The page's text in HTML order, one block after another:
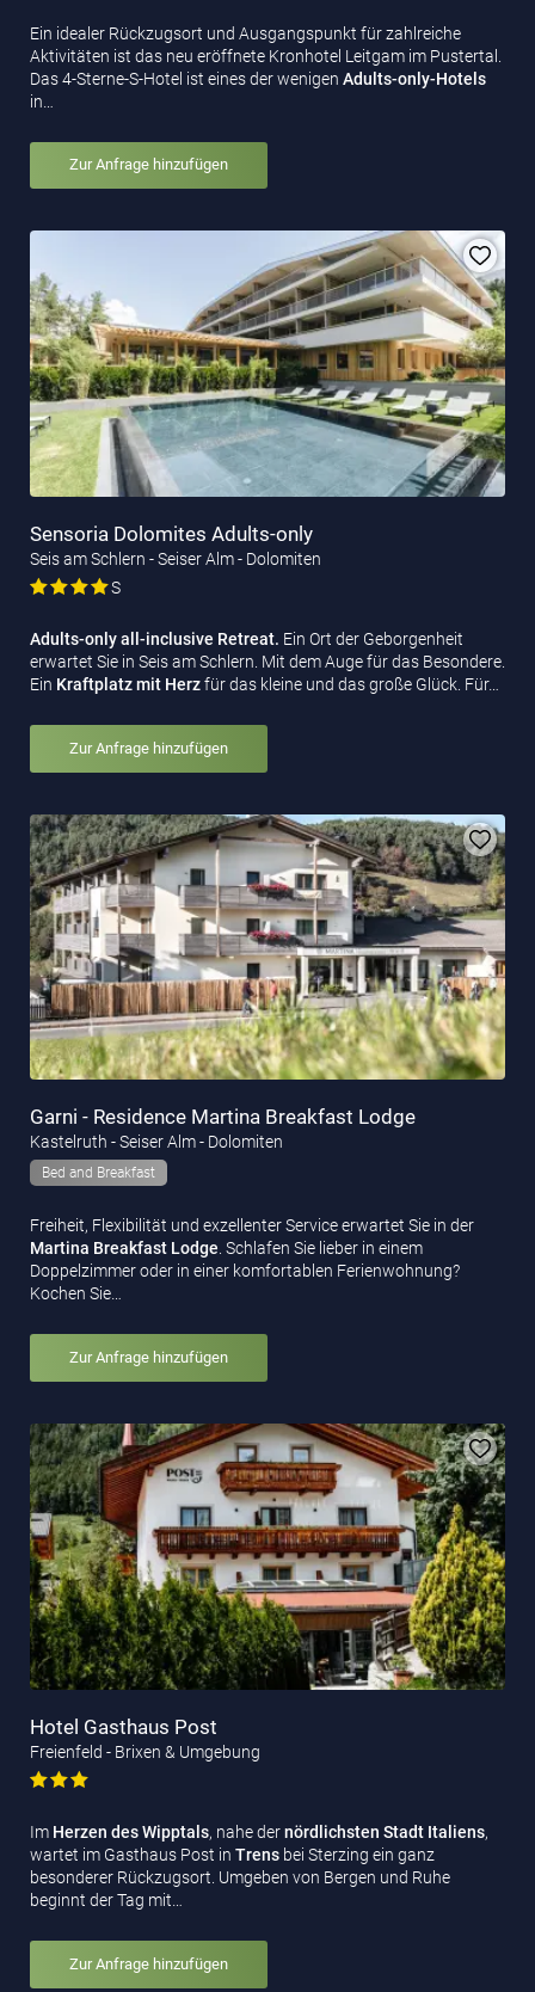
Ein idealer Rückzugsort und Ausgangspunkt für zahlreiche
Aktivitäten ist das neu eröffnete Kronhotel Leitgam im Pustertal.
Das 4-Sterne-S-Hotel ist eines der wenigen Adults-only-Hotels
in…
Zur Anfrage hinzufügen
Sensoria Dolomites Adults-only
Seis am Schlern - Seiser Alm - Dolomiten
S
Adults-only all-inclusive Retreat. Ein Ort der Geborgenheit
erwartet Sie in Seis am Schlern. Mit dem Auge für das Besondere.
Ein Kraftplatz mit Herzfür das kleine und das große Glück. Für…
Zur Anfrage hinzufügen
Garni - Residence Martina Breakfast Lodge
Kastelruth - Seiser Alm - Dolomiten
Bed and Breakfast
Freiheit, Flexibilität und exzellenter Service erwartet Sie in der
Martina Breakfast Lodge. Schlafen Sie lieber in einem
Doppelzimmer oder in einer komfortablen Ferienwohnung?
Kochen Sie…
Zur Anfrage hinzufügen
Hotel Gasthaus Post
Freienfeld - Brixen & Umgebung
Im Herzen des Wipptals, nahe dernördlichsten Stadt Italiens,
wartet im Gasthaus Post in Trens bei Sterzing ein ganz
besonderer Rückzugsort. Umgeben von Bergen und Ruhe
beginnt der Tag mit…
Zur Anfrage hinzufügen